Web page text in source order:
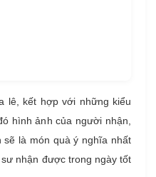
lê, kết hợp với những kiểu
hình ảnh của người nhận,
sẽ là món quà ý nghĩa nhất
nhận được trong ngày tốt